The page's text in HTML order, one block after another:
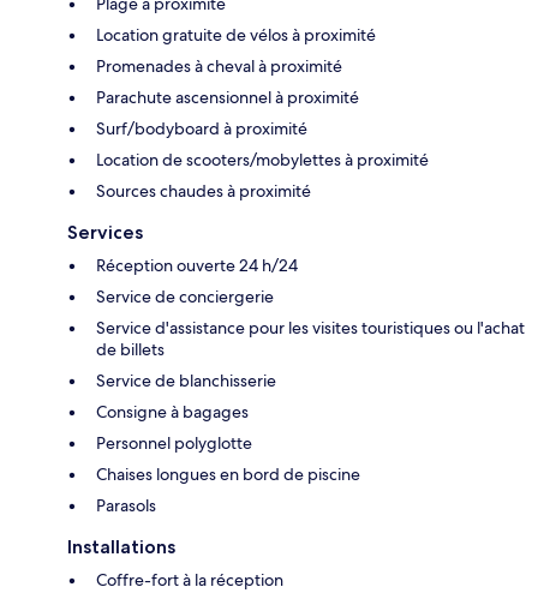
Location gratuite de vélos à proximité
Promenades à cheval à proximité
Parachute ascensionnel à proximité
Surf/bodyboard à proximité
Location de scooters/mobylettes à proximité
Sources chaudes à proximité
Services
Réception ouverte 24 h/24
Service de conciergerie
Service d'assistance pour les visites touristiques ou l'achat
de billets
Service de blanchisserie
Consigne à bagages
Personnel polyglotte
Chaises longues en bord de piscine
Parasols
Installations
Coffre-fort à la réception